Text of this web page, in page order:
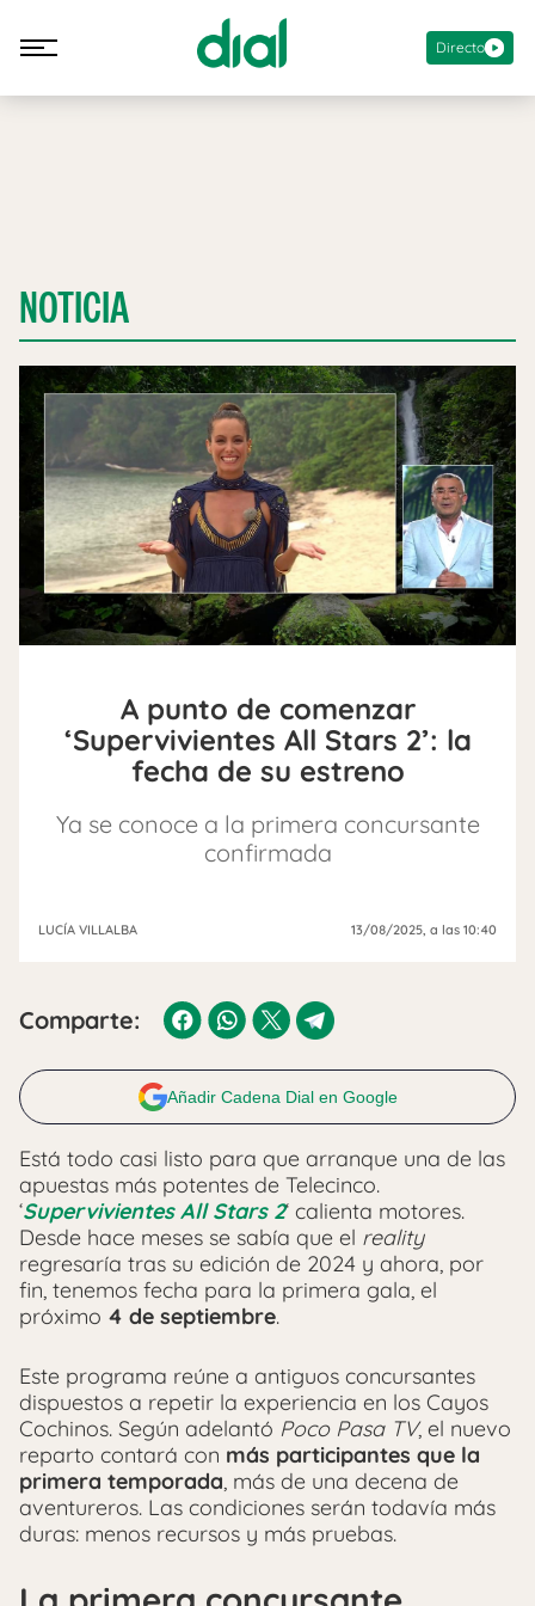
Directo
NOTICIA
A punto de comenzar
‘Supervivientes All Stars 2’: la
fecha de su estreno
Ya se conoce a la primera concursante
confirmada
LUCÍA VILLALBA 13/08/2025, a las 10:40
Comparte:
Añadir Cadena Dial en Google
Está todo casi listo para que arranque una de las
apuestas más potentes de Telecinco.
‘Supervivientes All Stars 2‘ calienta motores.
Desde hace meses se sabía que el reality
regresaría tras su edición de 2024 y ahora, por
fin, tenemos fecha para la primera gala, el
próximo 4 de septiembre.
Este programa reúne a antiguos concursantes
dispuestos a repetir la experiencia en los Cayos
Cochinos. Según adelantó Poco Pasa TV, el nuevo
reparto contará con más participantes que la
primera temporada, más de una decena de
aventureros. Las condiciones serán todavía más
duras: menos recursos y más pruebas.